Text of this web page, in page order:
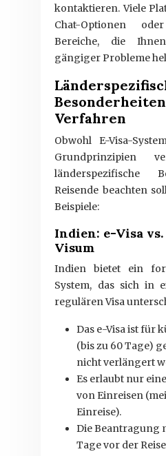
kontaktieren. Viele
Chat-Optionen
Bereiche, die
gängiger Probleme
Verfahren
Obwohl E-Visa-
Grundprinzipien
länderspezifische
Reisende beachten
Beispiele:
Indien: e-Visa
Visum
Indien bietet ein
System, das sich in
regulären Visa
Das e-Visa ist für
(bis zu 60 Tage)
nicht verlängert
Es erlaubt nur
von Einreisen
Einreise).
Die Beantragung
Tage vor der